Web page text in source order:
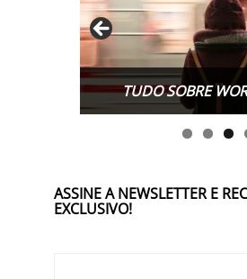
TUDO SOBRE
ASSINE A NEWSLETTER E
EXCLUSIVO!